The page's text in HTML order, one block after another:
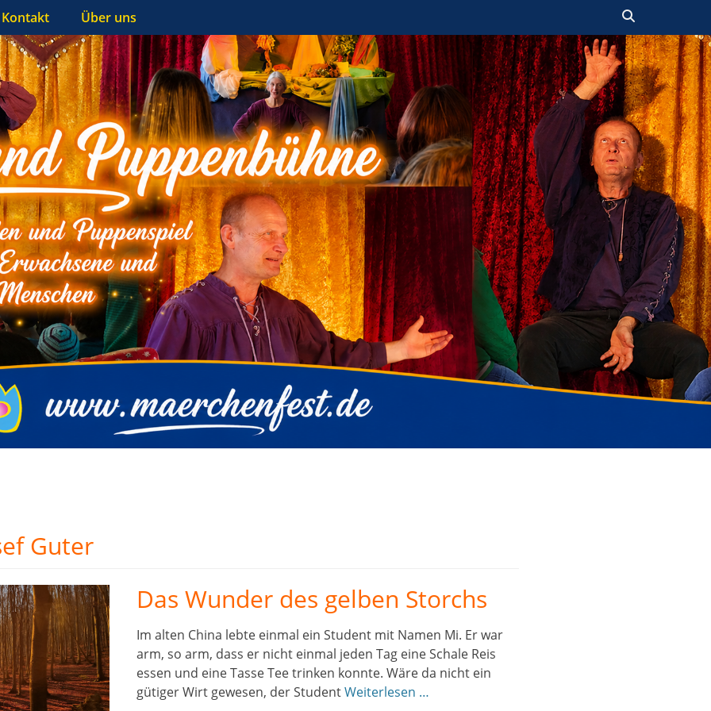
Kontakt Über uns
Guter
Das Wunder des gelben Storchs
Im alten China lebte einmal ein Student mit Namen Mi. Er war
arm, so arm, dass er nicht einmal jeden Tag eine Schale Reis
essen und eine Tasse Tee trinken konnte. Wäre da nicht ein
gütiger Wirt gewesen, der StudentWeiterlesen …